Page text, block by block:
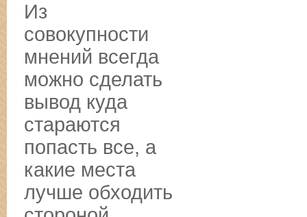
Из
совокупности
мнений всегда
можно сделать
вывод куда
стараются
попасть все, а
какие места
лучше обходить